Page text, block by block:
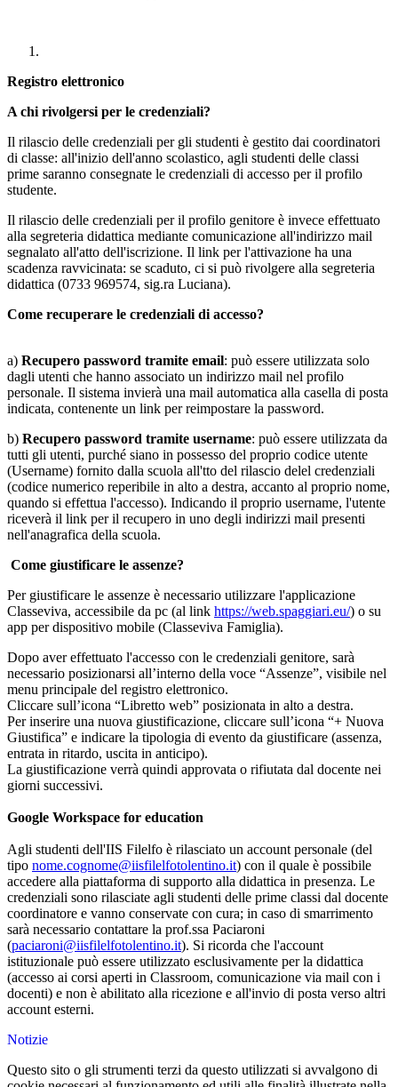
Registro elettronico
A chi rivolgersi per le credenziali?
Il rilascio delle credenziali per gli studenti è gestito dai coordinatori
di classe: all'inizio dell'anno scolastico, agli studenti delle classi
prime saranno consegnate le credenziali di accesso per il profilo
studente.
Il rilascio delle credenziali per il profilo genitore è invece effettuato
alla segreteria didattica mediante comunicazione all'indirizzo mail
segnalato all'atto dell'iscrizione. Il link per l'attivazione ha una
scadenza ravvicinata: se scaduto, ci si può rivolgere alla segreteria
didattica (0733 969574, sig.ra Luciana).
Come recuperare le credenziali di accesso?
a) Recupero password tramite email: può essere utilizzata solo
dagli utenti che hanno associato un indirizzo mail nel profilo
personale. Il sistema invierà una mail automatica alla casella di posta
indicata, contenente un link per reimpostare la password.
b) Recupero password tramite username: può essere utilizzata da
tutti gli utenti, purché siano in possesso del proprio codice utente
(Username) fornito dalla scuola all'tto del rilascio delel credenziali
(codice numerico reperibile in alto a destra, accanto al proprio nome,
quando si effettua l'accesso). Indicando il proprio username, l'utente
riceverà il link per il recupero in uno degli indirizzi mail presenti
nell'anagrafica della scuola.
Come giustificare le assenze?
Per giustificare le assenze è necessario utilizzare l'applicazione
Classeviva, accessibile da pc (al link https://web.spaggiari.eu/) o su
app per dispositivo mobile (Classeviva Famiglia).
Dopo aver effettuato l'accesso con le credenziali genitore, sarà
necessario posizionarsi all’interno della voce “Assenze”, visibile nel
menu principale del registro elettronico.
Cliccare sull’icona “Libretto web” posizionata in alto a destra.
Per inserire una nuova giustificazione, cliccare sull’icona “+ Nuova
Giustifica” e indicare la tipologia di evento da giustificare (assenza,
entrata in ritardo, uscita in anticipo).
La giustificazione verrà quindi approvata o rifiutata dal docente nei
giorni successivi.
Google Workspace for education
Agli studenti dell'IIS Filelfo è rilasciato un account personale (del
tipo nome.cognome@iisfilelfotolentino.it) con il quale è possibile
accedere alla piattaforma di supporto alla didattica in presenza. Le
credenziali sono rilasciate agli studenti delle prime classi dal docente
coordinatore e vanno conservate con cura; in caso di smarrimento
sarà necessario contattare la prof.ssa Paciaroni
(paciaroni@iisfilelfotolentino.it). Si ricorda che l'account
istituzionale può essere utilizzato esclusivamente per la didattica
(accesso ai corsi aperti in Classroom, comunicazione via mail con i
docenti) e non è abilitato alla ricezione e all'invio di posta verso altri
account esterni.
Notizie
Questo sito o gli strumenti terzi da questo utilizzati si avvalgono di